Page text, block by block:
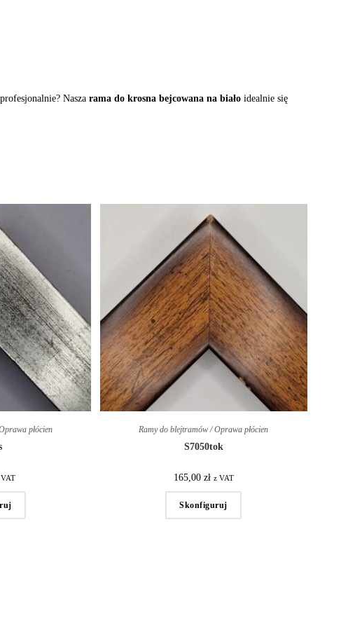
Nasza rama do krosna bejcowana na biało idealnie się
płócien Ramy do blejtramów / Oprawa płócien
S7050tok
165,00 zł z VAT
Skonfiguruj